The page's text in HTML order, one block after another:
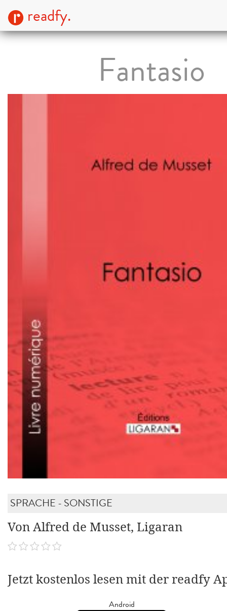
readfy.
Fantasio
SPRACHE - SONSTIGE
Von Alfred de Musset, Ligaran
Jetzt kostenlos lesen mit der readfy
Android